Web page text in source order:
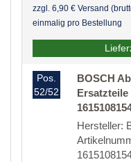
zzgl. 6,90 € Versand
einmalig pro Bestellung
Pos.
52/52
BOSCH
Ersatzteile
Hersteller: